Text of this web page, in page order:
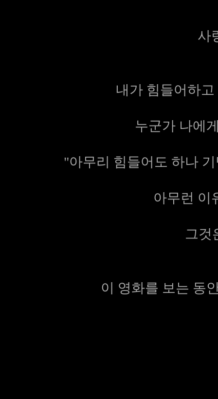
사
내가 힘들어하
누군가 나에
"아무리 힘들어도 하나
아무런 이
그것
이 영화를 보는 동